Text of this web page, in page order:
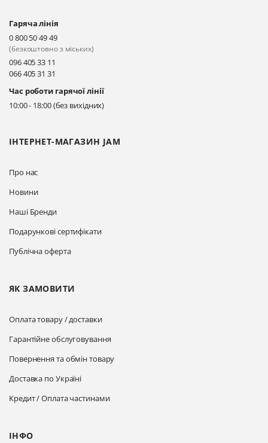
ІНТЕРНЕТ-МАГАЗИН JAM
Про нас
Новини
Наші Бренди
Подарункові сертифікати
Публічна оферта
ЯК ЗАМОВИТИ
Оплата товару / доставки
Гарантійне обслуговування
Повернення та обмін товару
Доставка по Україні
Кредит / Оплата частинами
ІНФО
Гаряча лінія
0 800 50 49 49
(безкоштовно з міських)
096 405 33 11
066 405 31 31
Час роботи гарячої лінії
10:00 - 18:00 (без вихідних)